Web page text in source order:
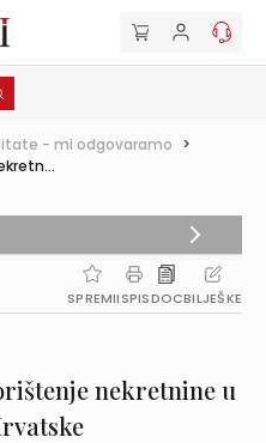
- mi odgovaramo >
SPREMIISPISDOCBILJEŠKE
nekretnine u